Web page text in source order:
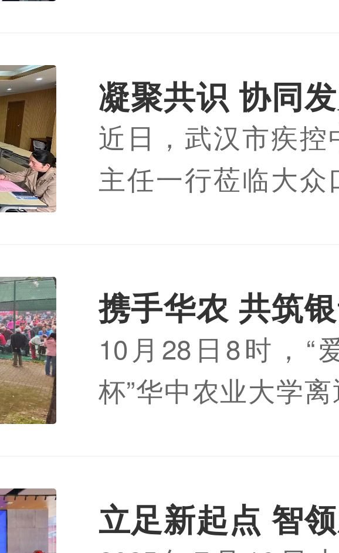
式。爱尚大众口
菲森科技CEO杨
团队出席。【阅读
凝聚共识 协同
筛查项目推进会
近日，武汉市疾控
主任一行莅临大众
项目。口腔癌筛查
瘤防治工作重要
口腔将组建实力雄
携手华农 共筑
尚大众口腔杯”
离退休教职工
10月28日8时，“
杯”华中农业大学
工及家属齐聚一
立足新起点 智